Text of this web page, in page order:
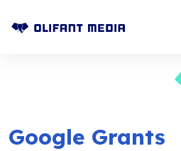
Google Grants